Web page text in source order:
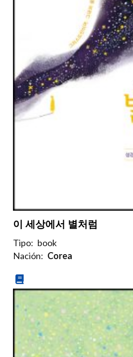
이 세상에서 별처럼
Tipo: book
Nación: Corea